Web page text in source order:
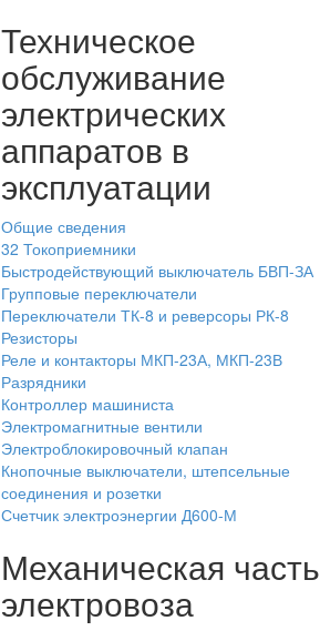
Техническое
обслуживание
электрических
аппаратов в
эксплуатации
Общие сведения
32 Токоприемники
Быстродействующий выключатель БВП-ЗА
Групповые переключатели
Переключатели ТК-8 и реверсоры РК-8
Резисторы
Реле и контакторы МКП-23А, МКП-23В
Разрядники
Контроллер машиниста
Электромагнитные вентили
Электроблокировочный клапан
Кнопочные выключатели, штепсельные
соединения и розетки
Счетчик электроэнергии Д600-М
Механическая часть
электровоза